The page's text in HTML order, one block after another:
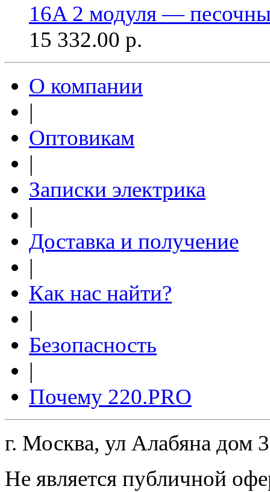
16A 2 модуля —
15 332.00 р.
О компании
|
Оптовикам
|
Записки электрика
|
Доставка и получение
|
Как нас найти?
|
Безопасность
|
Почему 220.PRO
г. Москва, ул Алабяна дом
Не является публичной